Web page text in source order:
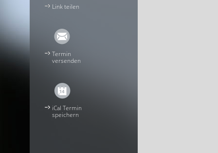
Link teilen
Termin
versenden
iCal Termin
speichern